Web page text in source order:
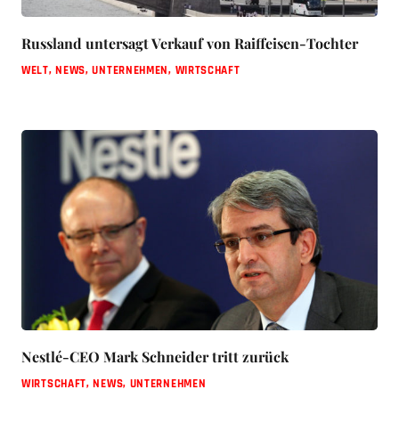
Russland untersagt Verkauf von Raiffeisen-Tochter
WELT,NEWS,UNTERNEHMEN, WIRTSCHAFT
Nestlé-CEO Mark Schneider tritt zurück
WIRTSCHAFT,NEWS, UNTERNEHMEN